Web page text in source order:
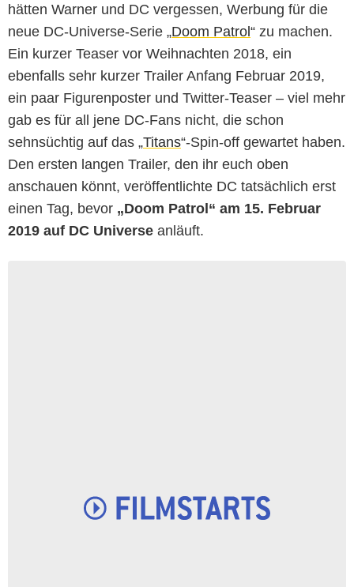
hätten Warner und DC vergessen, Werbung für die
neue DC-Universe-Serie „Doom Patrol“ zu machen.
Ein kurzer Teaser vor Weihnachten 2018, ein
ebenfalls sehr kurzer Trailer Anfang Februar 2019,
ein paar Figurenposter und Twitter-Teaser – viel mehr
gab es für all jene DC-Fans nicht, die schon
sehnsüchtig auf das „Titans“-Spin-off gewartet haben.
Den ersten langen Trailer, den ihr euch oben
anschauen könnt, veröffentlichte DC tatsächlich erst
einen Tag, bevor „Doom Patrol“ am 15. Februar
2019 auf DC Universe anläuft.